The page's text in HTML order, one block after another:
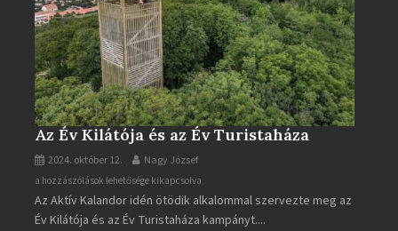
Az Év Kilátója és az Év Turistaháza
2024. október 12. Nagy József
Az
Év
Kilátója
a hozzászólások lehetősége kikapcsolva
Az Aktív Kalandor idén ötödik alkalommal szervezte meg az
Év Kilátója és az Év Turistaháza kampányt....